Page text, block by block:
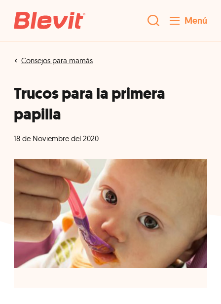
Menú
Consejos para mamás
Trucos para la primera
papilla
18 de Noviembre del 2020